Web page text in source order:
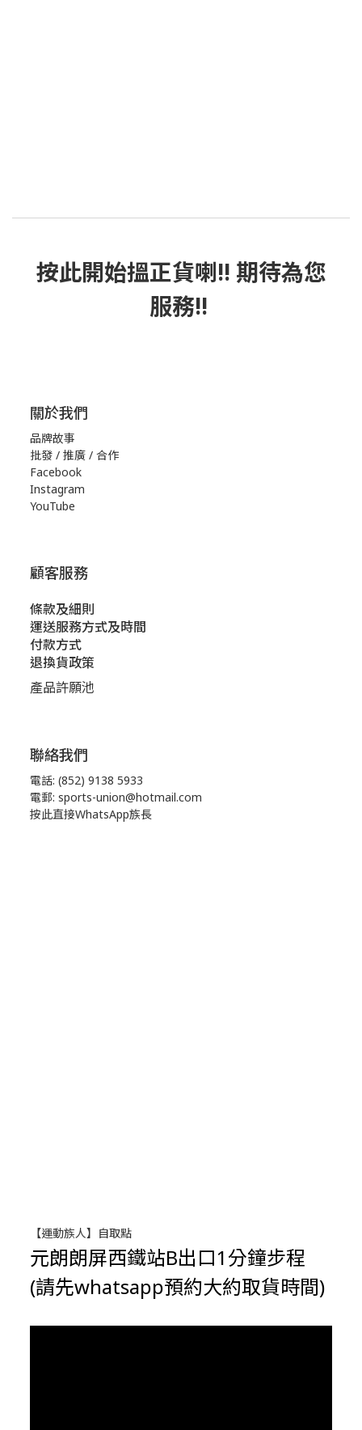
按此開始搵正貨喇!! 期待為您
服務!!
關於我們
品牌故事
批發 / 推廣 / 合作
Facebook
Instagram
YouTube
顧客服務
條款及細則
運送服務方式及時間
付款方式
退換貨政策
產品許願池
聯絡我們
電話: (852) 9138 5933
電郵: sports-union@hotmail.com
按此直接WhatsApp族長
【運動族人】自取點
元朗朗屏西鐵站B出口1分鐘步程
(請先whatsapp預約大約取貨時間)